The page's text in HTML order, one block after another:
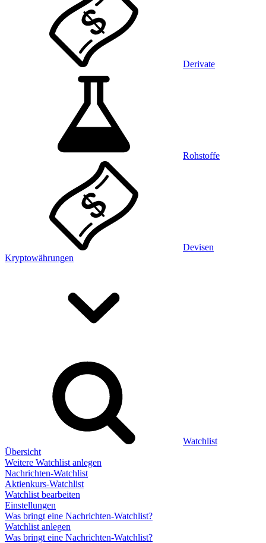
Derivate
Rohstoffe
Devisen
Kryptowährungen
Watchlist
Übersicht
Weitere Watchlist anlegen
Nachrichten-Watchlist
Aktienkurs-Watchlist
Watchlist bearbeiten
Einstellungen
Was bringt eine Nachrichten-Watchlist?
Watchlist anlegen
Was bringt eine Nachrichten-Watchlist?